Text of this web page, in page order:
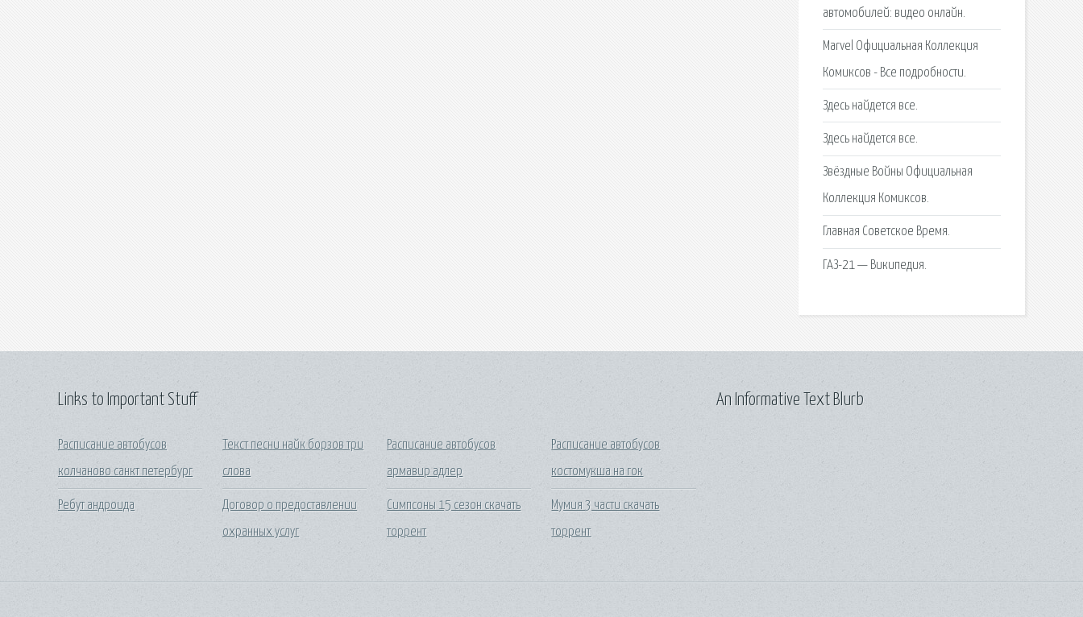
автомобилей: видео онлайн.
Marvel Официальная Коллекция
Комиксов - Все подробности.
Здесь найдется все.
Здесь найдется все.
Звёздные Войны Официальная
Коллекция Комиксов.
Главная Советское Время.
ГАЗ-21 — Википедия.
Links to Important Stuff
Расписание автобусов
колчаново санкт петербург
Ребут андроида
Текст песни найк борзов три
слова
Договор о предоставлении
охранных услуг
Расписание автобусов
армавир адлер
Симпсоны 15 сезон скачать
торрент
Расписание автобусов
костомукша на гок
Мумия 3 части скачать
торрент
An Informative Text Blurb